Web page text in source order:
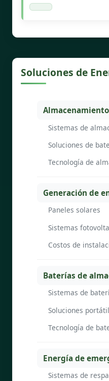
Soluciones de
Sistemas de
Soluciones de
Tecnología de
Generación de
Paneles solares
Sistemas
Costos de
Baterías de
Sistemas de
Soluciones
Tecnología de
Energía de
Sistemas de